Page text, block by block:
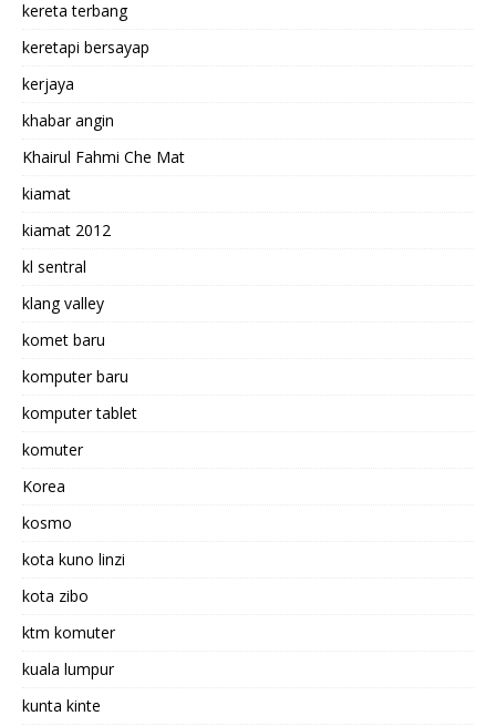
kereta terbang
keretapi bersayap
kerjaya
khabar angin
Khairul Fahmi Che Mat
kiamat
kiamat 2012
kl sentral
klang valley
komet baru
komputer baru
komputer tablet
komuter
Korea
kosmo
kota kuno linzi
kota zibo
ktm komuter
kuala lumpur
kunta kinte